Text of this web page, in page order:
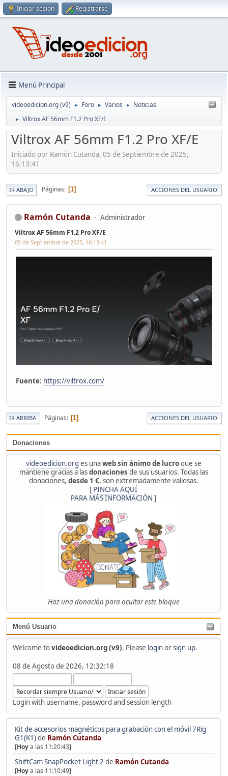
Iniciar sesión Registrarse
Menú Principal
videoedicion.org (v9) ► Foro ► Varios ► Noticias
► Viltrox AF 56mm F1.2 Pro XF/E
Donaciones
videoedicion.org es unaweb sin ánimo de lucroque se
mantiene gracias a lasdonaciones de sus usuarios. Todas las
donaciones, desde 1 €, son extremadamente valiosas.
[ PINCHA AQUÍ
PARA MÁS INFORMACIÓN ]
Haz una donación para ocultar este bloque
Menú Usuario
Welcome tovideoedicion.org (v9). Please loginorsign up.
08 de Agosto de 2026, 12:32:18
Login with username, password and session length
Kit de accesorios magnéticos para grabación con el móvil 7Rig
G1(K1)de Ramón Cutanda
[Hoya las 11:20:43]
ShiftCam SnapPocket Light 2 de Ramón Cutanda
[Hoya las 11:10:49]
Viltrox AF 56mm F1.2 Pro XF/E
Iniciado por Ramón Cutanda, 05 de Septiembre de 2025,
16:13:41
IR ABAJO Páginas 1 ACCIONES DEL USUARIO
Ramón Cutanda Administrador
Viltrox AF 56mm F1.2 Pro XF/E
05 de Septiembre de 2025, 16:13:41
Fuente: https://viltrox.com/
IR ARRIBA Páginas 1 ACCIONES DEL USUARIO